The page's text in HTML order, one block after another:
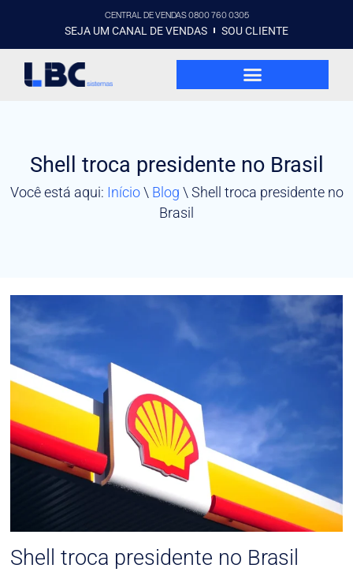
CENTRAL DE VENDAS 0800 760 0305
SEJA UM CANAL DE VENDAS SOU CLIENTE
Shell troca presidente no Brasil
Você está aqui: Início\ Blog \ Shell troca presidente no
Brasil
Shell troca presidente no Brasil